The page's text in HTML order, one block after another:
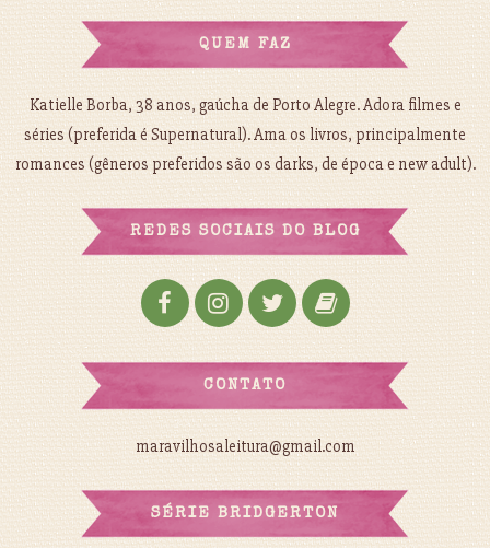
QUEM FAZ
Katielle Borba, 38 anos, gaúcha de Porto Alegre. Adora filmes e
séries (preferida é Supernatural). Ama os livros, principalmente
romances (gêneros preferidos são os darks, de época e new adult).
REDES SOCIAIS DO BLOG
CONTATO
maravilhosaleitura@gmail.com
SÉRIE BRIDGERTON